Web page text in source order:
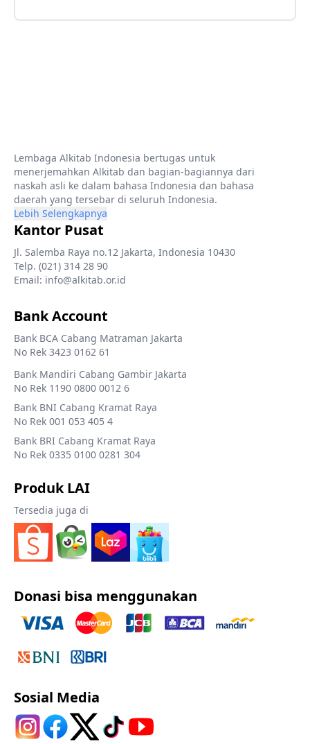
Lembaga Alkitab Indonesia bertugas untuk
menerjemahkan Alkitab dan bagian-bagiannya dari
naskah asli ke dalam bahasa Indonesia dan bahasa
daerah yang tersebar di seluruh Indonesia.
Lebih Selengkapnya
Kantor Pusat
Jl. Salemba Raya no.12 Jakarta, Indonesia 10430
Telp. (021) 314 28 90
Email: info@alkitab.or.id
Bank Account
Bank BCA Cabang Matraman Jakarta
No Rek 3423 0162 61
Bank Mandiri Cabang Gambir Jakarta
No Rek 1190 0800 0012 6
Bank BNI Cabang Kramat Raya
No Rek 001 053 405 4
Bank BRI Cabang Kramat Raya
No Rek 0335 0100 0281 304
Produk LAI
Tersedia juga di
Donasi bisa menggunakan
Sosial Media